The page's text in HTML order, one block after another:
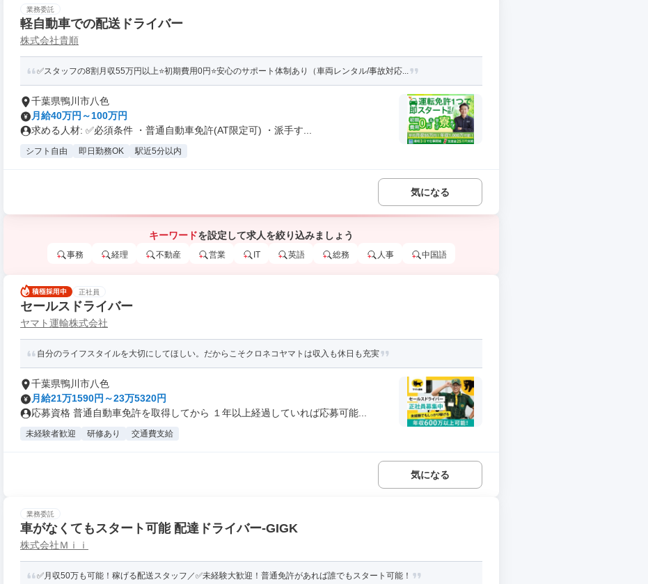
業務委託
軽自動車での配送ドライバー
株式会社貴順
✅スタッフの8割月収55万円以上⭐️初期費用0円⭐️安心のサポート体制あり（車両レンタル/事故対応...
千葉県鴨川市八色
月給40万円～100万円
求める人材: ✅️必須条件 ・普通自動車免許(AT限定可) ・派手す...
シフト自由 即日勤務OK 駅近5分以内
気になる
キーワードを設定して求人を絞り込みましょう
事務 経理 不動産 営業 IT 英語 総務 人事 中国語
正社員
セールスドライバー
ヤマト運輸株式会社
自分のライフスタイルを大切にしてほしい。だからこそクロネコヤマトは収入も休日も充実
千葉県鴨川市八色
月給21万1590円～23万5320円
応募資格 普通自動車免許を取得してから １年以上経過していれば応募可能...
未経験者歓迎 研修あり 交通費支給
気になる
業務委託
車がなくてもスタート可能 配達ドライバー-GIGK
株式会社Ｍｉｉ
✅月収50万も可能！稼げる配送スタッフ／✅未経験大歓迎！普通免許があれば誰でもスタート可能！